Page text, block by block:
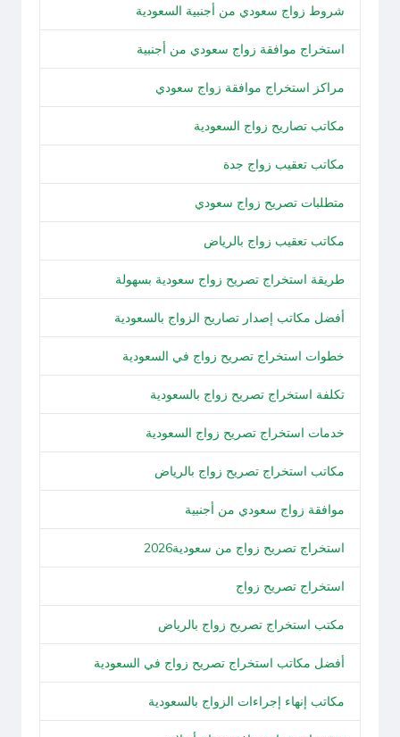
شروط زواج سعودي من أجنبية السعودية
استخراج موافقة زواج سعودي من أجنبية
مراكز استخراج موافقة زواج سعودي
مكاتب تصاريح زواج السعودية
مكاتب تعقيب زواج جدة
متطلبات تصريح زواج سعودي
مكاتب تعقيب زواج بالرياض
طريقة استخراج تصريح زواج سعودية بسهولة
أفضل مكاتب إصدار تصاريح الزواج بالسعودية
خطوات استخراج تصريح زواج في السعودية
تكلفة استخراج تصريح زواج بالسعودية
خدمات استخراج تصريح زواج السعودية
مكاتب استخراج تصريح زواج بالرياض
موافقة زواج سعودي من أجنبية
استخراج تصريح زواج من سعودية2026
استخراج تصريح زواج
مكتب استخراج تصريح زواج بالرياض
أفضل مكاتب استخراج تصريح زواج في السعودية
مكاتب إنهاء إجراءات الزواج بالسعودية